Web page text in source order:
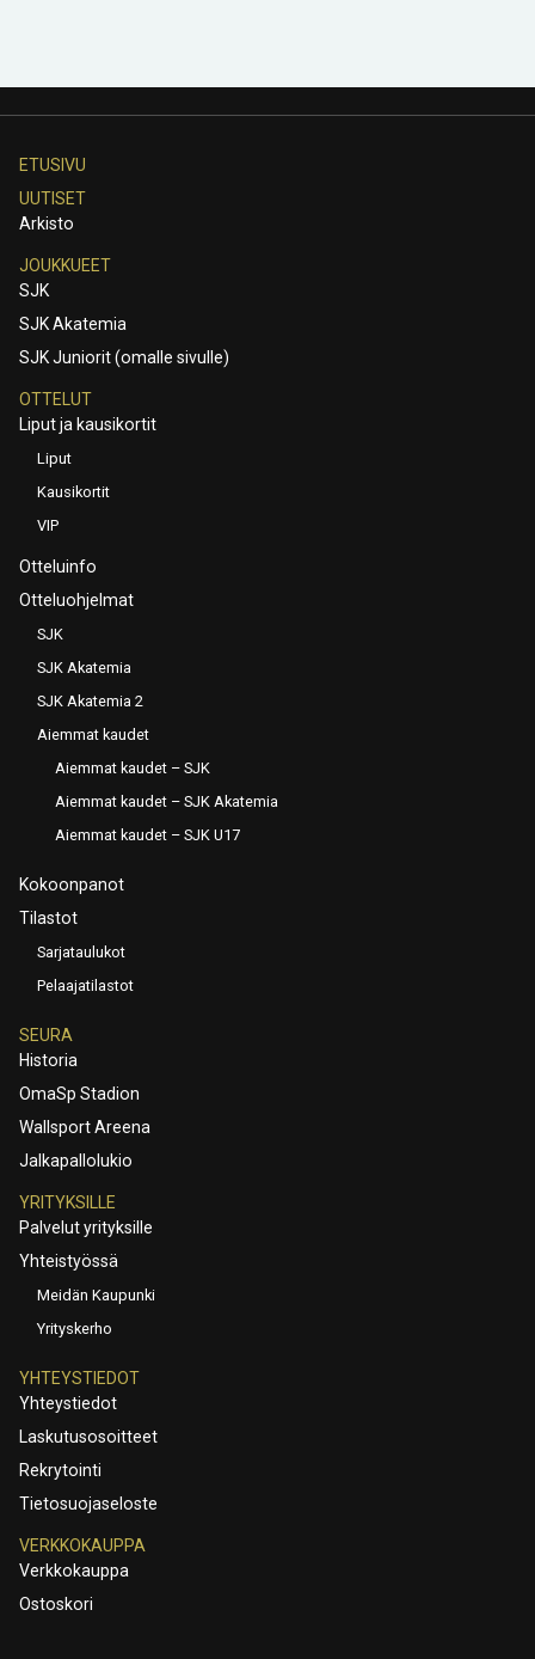
ETUSIVU
UUTISET
Arkisto
JOUKKUEET
SJK
SJK Akatemia
SJK Juniorit (omalle sivulle)
OTTELUT
Liput ja kausikortit
Liput
Kausikortit
VIP
Otteluinfo
Otteluohjelmat
SJK
SJK Akatemia
SJK Akatemia 2
Aiemmat kaudet
Aiemmat kaudet – SJK
Aiemmat kaudet – SJK Akatemia
Aiemmat kaudet – SJK U17
Kokoonpanot
Tilastot
Sarjataulukot
Pelaajatilastot
SEURA
Historia
OmaSp Stadion
Wallsport Areena
Jalkapallolukio
YRITYKSILLE
Palvelut yrityksille
Yhteistyössä
Meidän Kaupunki
Yrityskerho
YHTEYSTIEDOT
Yhteystiedot
Laskutusosoitteet
Rekrytointi
Tietosuojaseloste
VERKKOKAUPPA
Verkkokauppa
Ostoskori